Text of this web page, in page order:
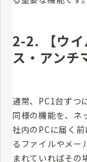
2-2. 【ウイ
ス・アンチ
通常、PC1台ずつ
同様の機能を、ネ
社内のPCに届く
るファイルやメー
まれていればその